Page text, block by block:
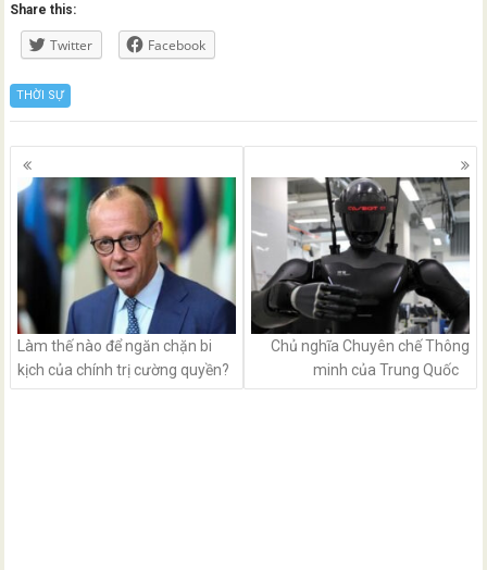
Share this:
Twitter Facebook
THỜI SỰ
Posts
navigation
Làm thế nào để ngăn chặn bi
kịch của chính trị cường quyền?
Chủ nghĩa Chuyên chế Thông
minh của Trung Quốc